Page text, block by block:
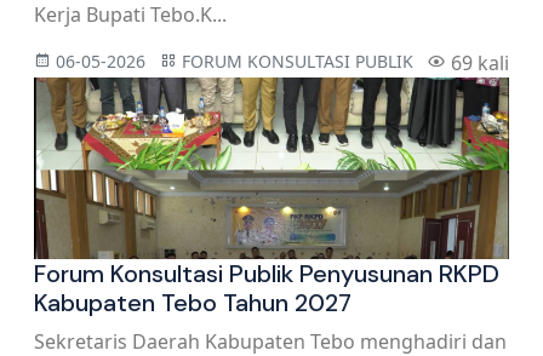
Kerja Bupati Tebo.K...
06-05-2026 FORUM KONSULTASI PUBLIK 69 kali
Forum Konsultasi Publik Penyusunan RKPD
Kabupaten Tebo Tahun 2027
Sekretaris Daerah Kabupaten Tebo menghadiri dan